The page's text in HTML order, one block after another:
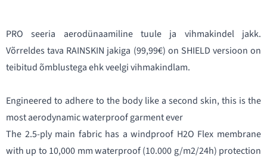
PRO seeria aerodünaamiline tuule ja vihmakindel jakk.
Võrreldes tava RAINSKIN jakiga (99,99€) on SHIELD versioon on
teibitud õmblustega ehk veelgi vihmakindlam.
Engineered to adhere to the body like a second skin, this is the
most aerodynamic waterproof garment ever
The 2.5-ply main fabric has a windproof H2O Flex membrane
with up to 10,000 mm waterproof (10.000 g/m2/24h) protection